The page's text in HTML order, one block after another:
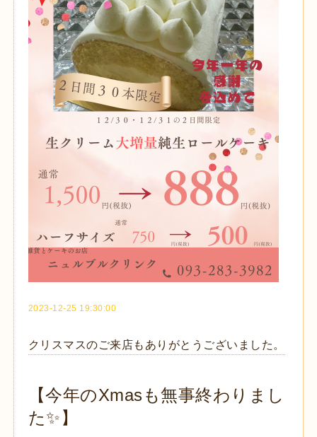
2023-12-25 19:30:00
クリスマスのご来店もありがとうございました。
【今年のXmasも無事終わりまし
た✨】